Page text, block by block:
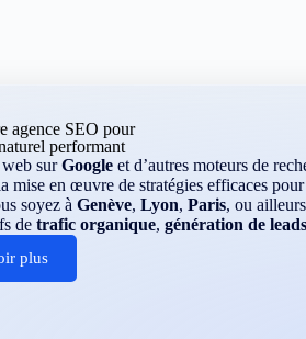
agence SEO pour
performant
surGoogle et d’autres moteurs de
mise en œuvre de stratégies efficaces
soyez à Genève, Lyon, Paris, ou
de trafic organique, génération de leads
plus